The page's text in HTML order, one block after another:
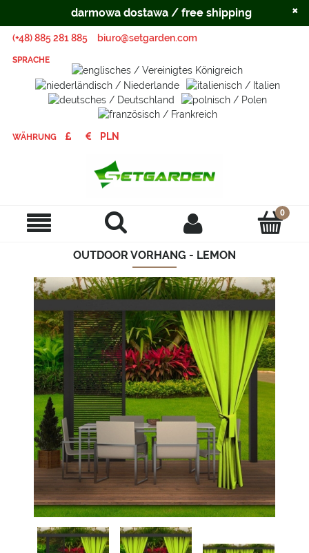
(+48) 885 281 885 biuro@setgarden.com
SPRACHE
WÄHRUNG
OUTDOOR VORHANG - LEMON
darmowa dostawa / free shipping ×